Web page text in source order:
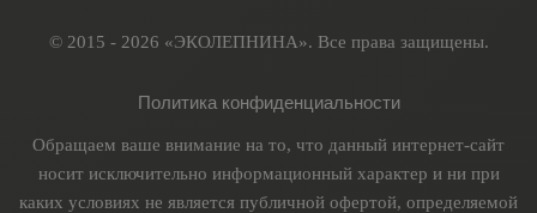
© 2015 - 2026 «ЭКОЛЕПНИНА». Все права защищены.
Политика конфиденциальности
Обращаем ваше внимание на то, что данный интернет-сайт
носит исключительно информационный характер и ни при
каких условиях не является публичной офертой, определяемой